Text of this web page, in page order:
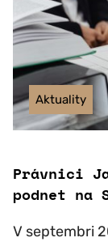
Aktuality
Právnici
podnet na
V septembri